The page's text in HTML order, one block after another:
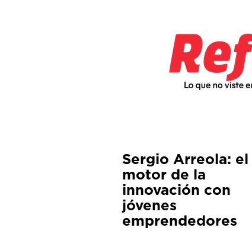
Sergio Arreola: el
motor de la
innovación con
jóvenes
emprendedores